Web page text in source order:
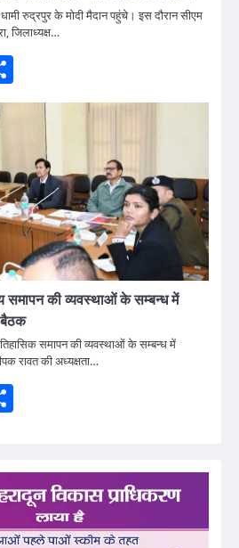
रुद्रपुर के मोदी मैदान पहुंचे। इस दौरान सीएम
जिलाध्यक्ष…
समापन की व्यवस्थाओं के सम्बन्ध में
समापन की व्यवस्थाओं के सम्बन्ध में
रावत की अध्यक्षता…